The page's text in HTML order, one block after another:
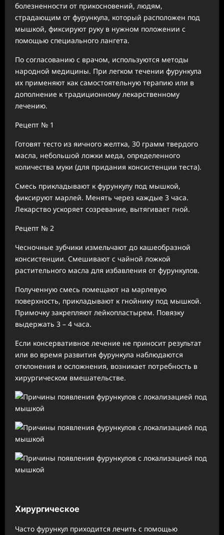
болезненности от прикосновений, людям,
страдающим от фурункула, который расположен под
мышкой, фиксируют руку в нужном положении с
помощью специального лангета.
По согласованию с врачом, используются методы
народной медицины. При легком течении фурункула
их применяют как самостоятельную терапию или в
дополнение к традиционному лекарственному
лечению.
Рецепт № 1
Готовят тесто из яичного желтка, 30 грамм твердого
масла, небольшой ложки меда, определенного
количества муки (для придания консистенции теста).
Смесь прикладывают к фурункулу под мышкой,
фиксируют марлей. Менять через каждые 3 часа.
Лекарство ускоряет созревание, вытягивает гной.
Рецепт № 2
Чесночные зубчики измельчают до кашеобразной
консистенции. Смешивают с чайной ложкой
растительного масла для избавления от фурункулов.
Полученную смесь помещают на марлевую
поверхность, прикладывают к гнойнику под мышкой.
Примочку закрепляют лейкопластырем. Повязку
выдержать 3 – 4 часа.
Если консервативное лечение не приносит результат
или во время развития фурункула наблюдаются
отклонения и осложнения, возникает потребность в
хирургическом вмешательстве.
Хирургическое
Часто фурункул приходится лечить с помощью